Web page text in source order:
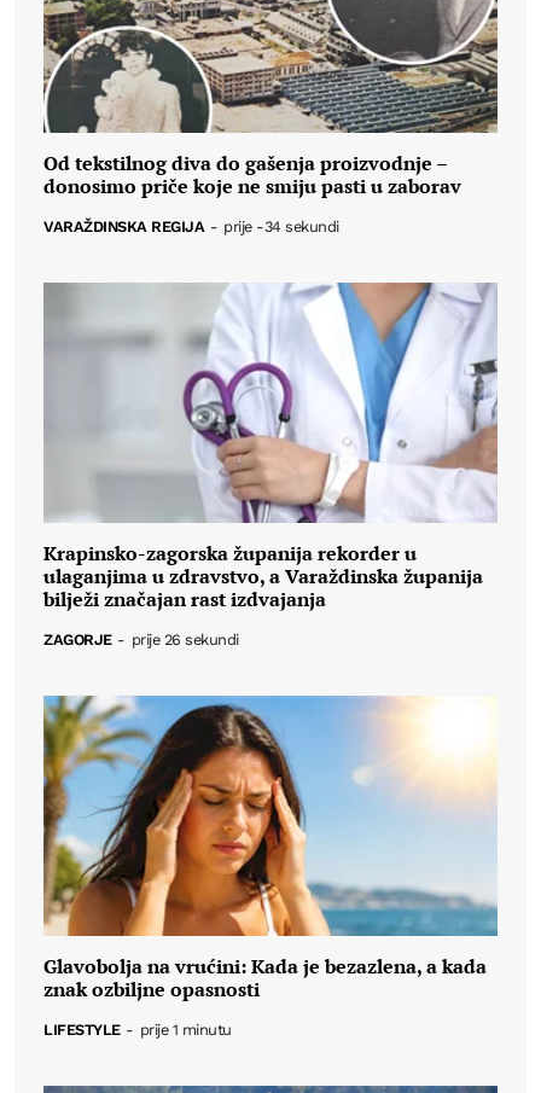
Od tekstilnog diva do gašenja proizvodnje –
donosimo priče koje ne smiju pasti u zaborav
VARAŽDINSKA REGIJA - prije -34 sekundi
Krapinsko-zagorska županija rekorder u
ulaganjima u zdravstvo, a Varaždinska županija
bilježi značajan rast izdvajanja
ZAGORJE - prije 26 sekundi
Glavobolja na vrućini: Kada je bezazlena, a kada
znak ozbiljne opasnosti
LIFESTYLE - prije 1 minutu